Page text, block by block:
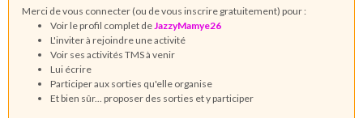
Merci de vous connecter (ou de vous inscrire gratuitement) pour :
Voir le profil complet deJazzyMamye26
L'inviter à rejoindre une activité
Voir ses activités TMS à venir
Lui écrire
Participer aux sorties qu'elle organise
Et bien sûr... proposer des sorties et y participer